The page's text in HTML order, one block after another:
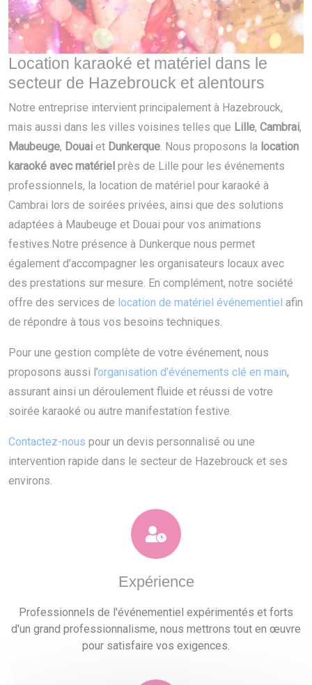
Location karaoké et matériel dans le
secteur de Hazebrouck et alentours
Notre entreprise intervient principalement à Hazebrouck,
mais aussi dans les villes voisines telles que Lille, Cambrai,
Maubeuge, Douai et Dunkerque. Nous proposons la location
karaoké avec matériel près de Lille pour les événements
professionnels, la location de matériel pour karaoké à
Cambrai lors de soirées privées, ainsi que des solutions
adaptées à Maubeuge et Douai pour vos animations
festives.Notre présence à Dunkerque nous permet
également d’accompagner les organisateurs locaux avec
des prestations sur mesure. En complément, notre société
offre des services de location de matériel événementiel afin
de répondre à tous vos besoins techniques.
Pour une gestion complète de votre événement, nous
proposons aussi l’organisation d’événements clé en main,
assurant ainsi un déroulement fluide et réussi de votre
soirée karaoké ou autre manifestation festive.
Contactez-nous pour un devis personnalisé ou une
intervention rapide dans le secteur de Hazebrouck et ses
environs.
Expérience
Professionnels de l'événementiel expérimentés et forts
d'un grand professionnalisme, nous mettrons tout en œuvre
pour satisfaire vos exigences.